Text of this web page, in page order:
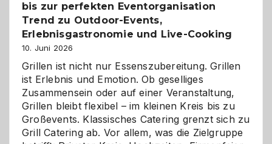
bis zur perfekten Eventorganisation
Trend zu Outdoor-Events,
Erlebnisgastronomie und Live-Cooking
10. Juni 2026
Grillen ist nicht nur Essenszubereitung. Grillen
ist Erlebnis und Emotion. Ob geselliges
Zusammensein oder auf einer Veranstaltung,
Grillen bleibt flexibel – im kleinen Kreis bis zu
Großevents. Klassisches Catering grenzt sich zu
Grill Catering ab. Vor allem, was die Zielgruppe